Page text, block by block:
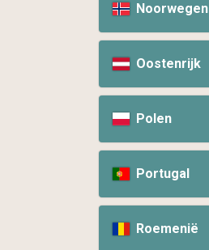
Noorwegen
Oostenrijk
Polen
Portugal
Roemenië